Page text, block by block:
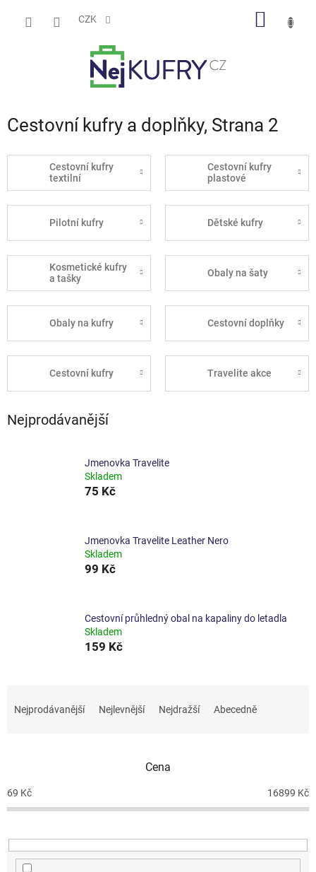
CZK
Cestovní kufry a doplňky, Strana 2
Cestovní kufry
textilní
Cestovní kufry
plastové
Pilotní kufry Dětské kufry
Kosmetické kufry
a tašky
Obaly na šaty
Obaly na kufry Cestovní doplňky
Cestovní kufry Travelite akce
Nejprodávanější
Jmenovka Travelite
Skladem
75 Kč
Jmenovka Travelite Leather Nero
Skladem
99 Kč
Cestovní průhledný obal na kapaliny do letadla
Skladem
159 Kč
p
r
u
Nejprodávanější Nejlevnější Nejdražší Abecedně
Cena
69 Kč 16899 Kč